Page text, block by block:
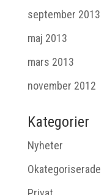
september 2013
maj 2013
mars 2013
november 2012
Kategorier
Nyheter
Okategoriserade